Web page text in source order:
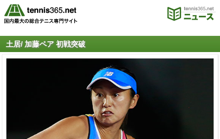
土居/ 加藤ペア 初戦突破